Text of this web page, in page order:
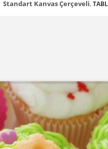
Standart Kanvas Çerçeveli,